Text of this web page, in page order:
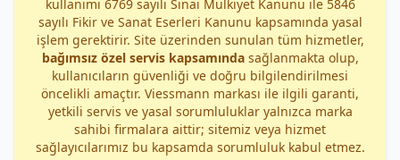
kullanımı 6769 sayılı Sınai Mülkiyet Kanunu ile 5846
sayılı Fikir ve Sanat Eserleri Kanunu kapsamında yasal
işlem gerektirir. Site üzerinden sunulan tüm hizmetler,
bağımsız özel servis kapsamındasağlanmakta olup,
kullanıcıların güvenliği ve doğru bilgilendirilmesi
öncelikli amaçtır. Viessmann markası ile ilgili garanti,
yetkili servis ve yasal sorumluluklar yalnızca marka
sahibi firmalara aittir; sitemiz veya hizmet
sağlayıcılarımız bu kapsamda sorumluluk kabul etmez.